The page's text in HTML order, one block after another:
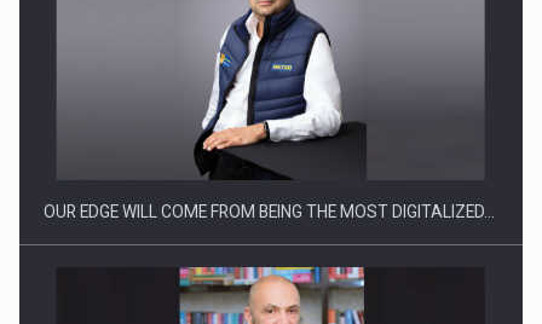
CEO Conference - Shaping The Future - Technology and…
OUR EDGE WILL COME FROM BEING THE MOST DIGITALIZED…